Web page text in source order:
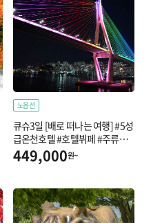
노옵션
큐슈3일 [배로 떠나는 여행] #5성
급온천호텔 #호텔뷔페 #주류음
료무제한 #카멜리아
449,000원~